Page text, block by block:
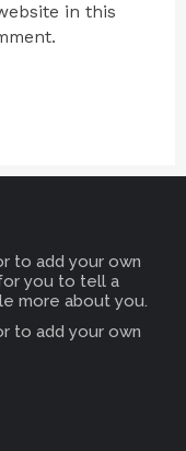
in this
to add your own
you to tell a
more about you.
to add your own